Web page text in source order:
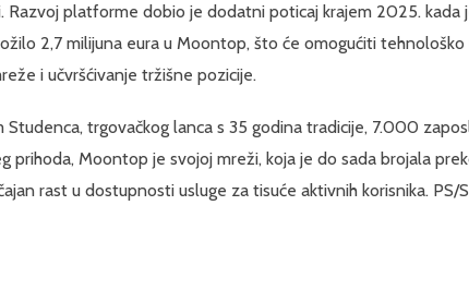
Razvoj platforme dobio je dodatni poticaj krajem 2025. kada
2,7 milijuna eura u Moontop, što će omogućiti
i učvršćivanje tržišne pozicije.
Studenca, trgovačkog lanca s 35 godina tradicije, 7.000
prihoda, Moontop je svojoj mreži, koja je do sada brojala
rast u dostupnosti usluge za tisuće aktivnih korisnika. PS/